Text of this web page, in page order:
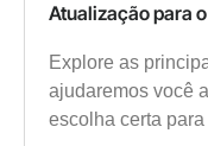
Atualização para
Explore as
ajudaremos você
escolha certa